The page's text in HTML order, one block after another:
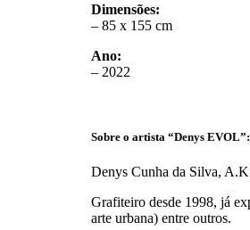
Dimensões:
– 85 x 155 cm
Ano:
– 2022
Sobre o artista “Denys EVOL”:
Denys Cunha da Silva,
Grafiteiro desde 1998, já
arte urbana) entre outros.